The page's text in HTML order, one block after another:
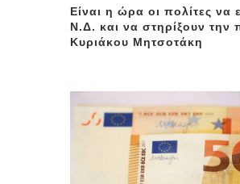
Eίναι η ώρα οι πολίτες να
Ν.Δ. και να στηρίξουν την
Κυριάκου Μητσοτάκη